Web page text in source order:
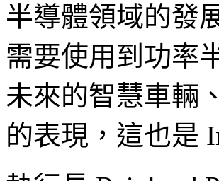
半導體領域的發
需要使用到功率
未來的智慧車輛
的表現，這也是